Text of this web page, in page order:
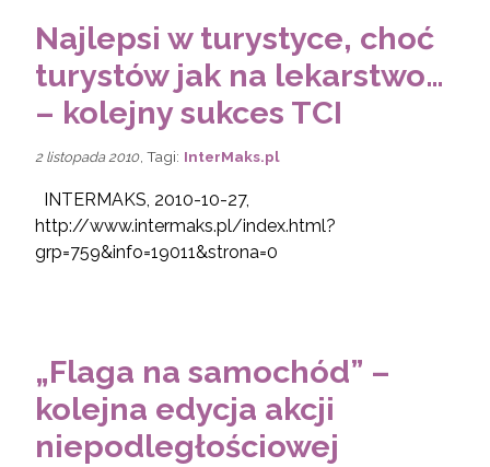
Najlepsi w turystyce, choć
turystów jak na lekarstwo…
– kolejny sukces TCI
2 listopada 2010, Tagi: InterMaks.pl
INTERMAKS, 2010-10-27,
http://www.intermaks.pl/index.html?
grp=759&info=19011&strona=0
„Flaga na samochód” –
kolejna edycja akcji
niepodległościowej